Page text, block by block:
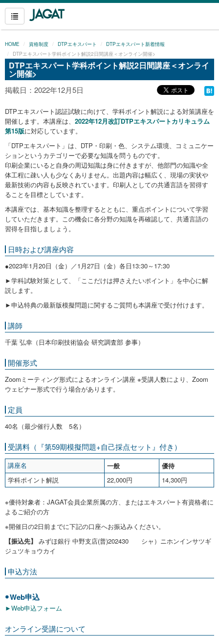
HOME 資格制度 DTPエキスパート
DTPエキスパート新着情報
DTPエキスパート学科ポイント解説2日間講座＜オンライン開催>
DTPエキスパート学科ポイント解説2日間講座＜オンライ
ン開催>
掲載日：2022年12月5日
DTPエキスパート認証試験に向けて、学科ポイント解説による対策講座を
開催します。本講座は、 2022年12月改訂DTPエキスパートカリキュラム
第15版に対応しています。
「DTPエキスパート」は、DTP・印刷・色、システム環境、コミュニケー
ションというカテゴリーで必要な知識を問うものです。
印刷企業にいると自身の周辺知識は身に付きますが、他部門の知識や全
体工程に疎い人も少なくありません。出題内容は幅広く、現場の実状や
最新技術の内容も反映されています。印刷人としての共通言語を習得す
ることを目標としています。
本講座では、基本知識を整理するとともに、重点ポイントについて学習
していただきます。この機会に各分野の知識を再確認して、共通言語の
習得を目指しましょう。
日時および講座内容
●2023年1月20日（金）／1月27日（金）各日13:30～17:30
►学科試験対策として、「ここだけは押さえたいポイント」を中心に解
説します。
►申込特典の最新版模擬問題に関するご質問も本講座で受け付けます。
講師
千葉 弘幸（日本印刷技術協会 研究調査部 参事）
開催形式
Zoomミーティング形式によるオンライン講座 ※受講人数により、Zoom
ウェビナー形式で行う場合があります。
定員
40名（最少催行人数 5名）
受講料（『第59期模擬問題+自己採点セット』付き）
講座名 一般
優待
学科ポイント解説
22,000円 14,300円
※優待対象者：JAGAT会員企業所属の方、またはエキスパート有資格者に
よるご紹介の方
※開催日の2日前までに下記の口座へお振込みください。
【振込先】 みずほ銀行 中野支店(普)202430 シャ）ニホンインサツギ
ジュツキョウカイ
申込方法
Web申込
►Web申込フォーム
オンライン受講について